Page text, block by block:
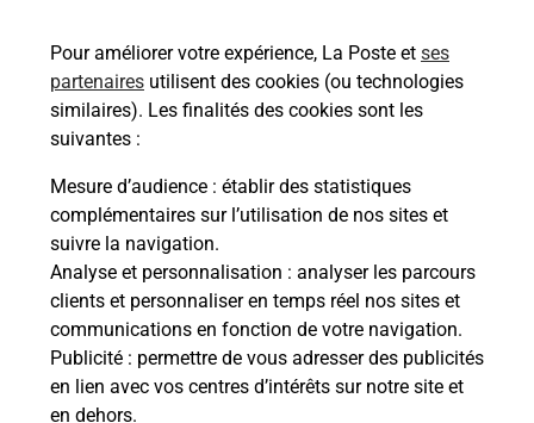
Pour améliorer votre expérience, La Poste et ses
partenaires utilisent des cookies (ou technologies
similaires). Les finalités des cookies sont les
suivantes :
Mesure d’audience : établir des statistiques
complémentaires sur l’utilisation de nos sites et
suivre la navigation.
Analyse et personnalisation : analyser les parcours
clients et personnaliser en temps réel nos sites et
communications en fonction de votre navigation.
Publicité : permettre de vous adresser des publicités
en lien avec vos centres d’intérêts sur notre site et
en dehors.
Malin !
La Poste
en ligne
Ouvert 24h/24
En savoir plus